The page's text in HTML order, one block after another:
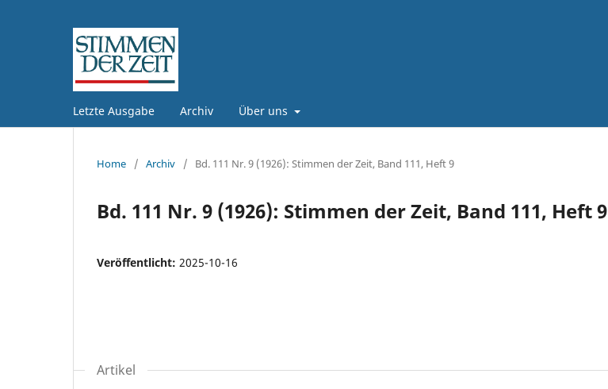
Letzte Ausgabe Archiv Über uns
Home / Archiv / Bd. 111 Nr. 9 (1926): Stimmen der Zeit, Band 111, Heft 9
Bd. 111 Nr. 9 (1926): Stimmen der Zeit, Band 111, Heft 9
Veröffentlicht: 2025-10-16
Artikel